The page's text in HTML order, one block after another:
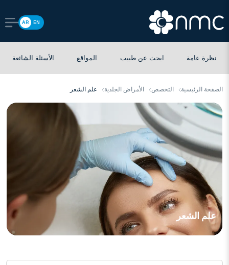
EN
AR
نظرة عامة ابحث عن طبيب المواقع الأسئلة الشائعة
الصفحة الرئيسية التخصص الأمراض الجلدية علم الشعر
علم الشعر